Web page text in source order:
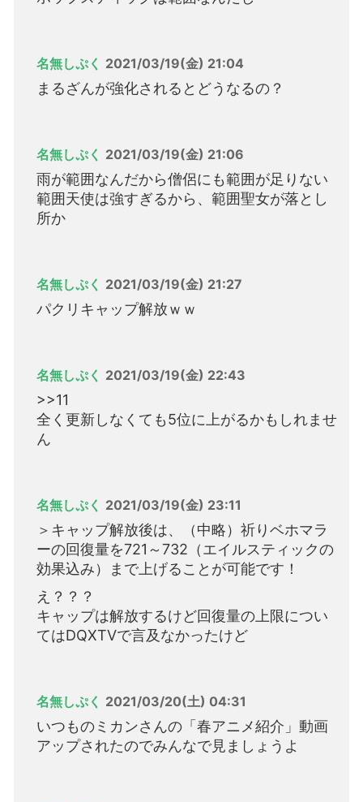
名無しぷく 2021/03/19(金) 21:04
まるざんが強化されるとどうなるの？
名無しぷく 2021/03/19(金) 21:06
雨が範囲なんだから僧侶にも範囲が足りない
範囲天使は強すぎるから、範囲聖女が落とし
所か
名無しぷく 2021/03/19(金) 21:27
パクリキャップ解放ｗｗ
名無しぷく 2021/03/19(金) 22:43
>>11
全く更新しなくても5位に上がるかもしれませ
ん
名無しぷく 2021/03/19(金) 23:11
＞キャップ解放後は、（中略）祈りベホマラ
ーの回復量を721～732（エイルスティックの
効果込み）まで上げることが可能です！
え？？？
キャップは解放するけど回復量の上限につい
てはDQXTVで言及なかったけど
名無しぷく 2021/03/20(土) 04:31
いつものミカンさんの「春アニメ紹介」動画
アップされたのでみんなで見ましょうよ